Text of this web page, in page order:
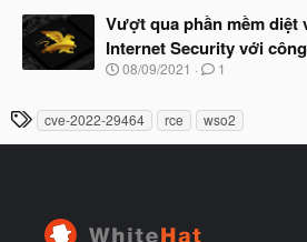
đ
ầ
u
à
b
ắ
đ
ầ
u
Vượt qua phần mềm diệt
Internet Security với
N
y
u
08/09/2021 1
T
h
cve-2022-29464 rce wso2